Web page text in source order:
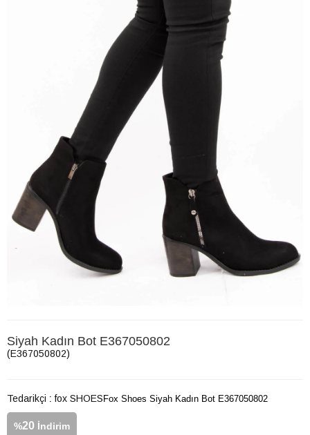
Siyah Kadın Bot E367050802
(E367050802)
Tedarikçi : fox SHOES
%20 İndirim
Fox Shoes Siyah Kadın Bot E367050802